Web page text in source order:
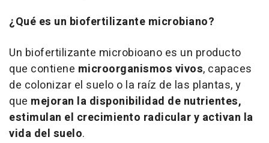
¿Qué es un biofertilizante microbiano?
Un biofertilizante microbioano es un producto
que contiene microorganismos vivos, capaces
de colonizar el suelo o la raíz de las plantas, y
que mejoran la disponibilidad de nutrientes,
estimulan el crecimiento radicular y activan la
vida del suelo.